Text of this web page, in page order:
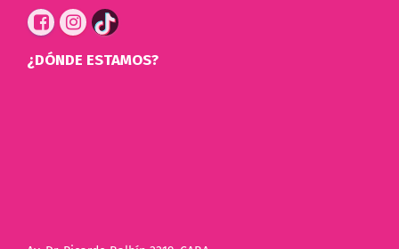
¿DÓNDE ESTAMOS?